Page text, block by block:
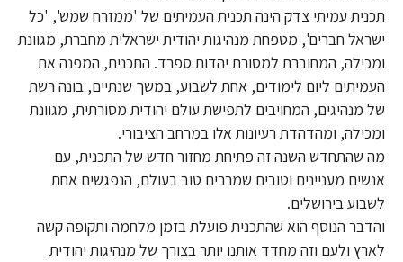
תכנית עמיתי צדק הינה תכנית העמיתים של 'ממזרח שמש', 'כל
ישראל חברים', מטפחת מנהיגות יהודית ישראלית מחברת, מגוונת
ומכילה, המחוברת למסורת יהדות ספרד. התכנית, המפנה את
העמיתים ליום לימודים, אחת לשבוע, במשך שנתיים, בונה רשת
של מנהיגים, המחויבים לתפישת עולם יהודית מסורתית, מגוונת
ומכילה, ומהדהדת רעיונות אלו במרחב הציבורי.
מה שהתחדש השנה זה פתיחת מחזור חדש של התכנית, עם
אנשים מעניינים וטובים שמרבים טוב בעולם, הנפגשים אחת
לשבוע בירושלים.
והדבר הנוסף הוא שהתכנית פועלת בזמן מלחמה ותקופה קשה
לארץ ולעם וזה מחדד אותנו יותר בצורך של מנהיגות יהודית